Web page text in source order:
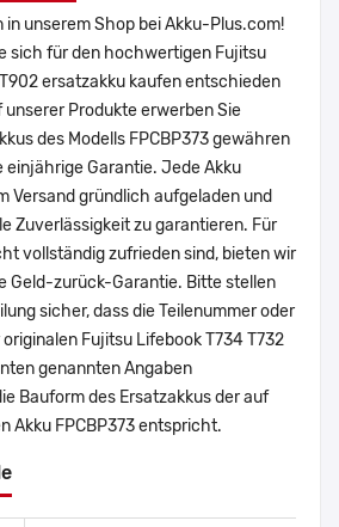
in unserem Shop bei Akku-Plus.com!
sich für den hochwertigen Fujitsu
ersatzakku kaufen entschieden
unserer Produkte erwerben Sie
des Modells FPCBP373 gewähren
einjährige Garantie. Jede Akku
Versand gründlich aufgeladen und
Zuverlässigkeit zu garantieren. Für
vollständig zufrieden sind, bieten wir
Geld-zurück-Garantie. Bitte stellen
sicher, dass die Teilenummer oder
Fujitsu Lifebook T734 T732
genannten Angaben
Bauform des Ersatzakkus der auf
Akku FPCBP373 entspricht.